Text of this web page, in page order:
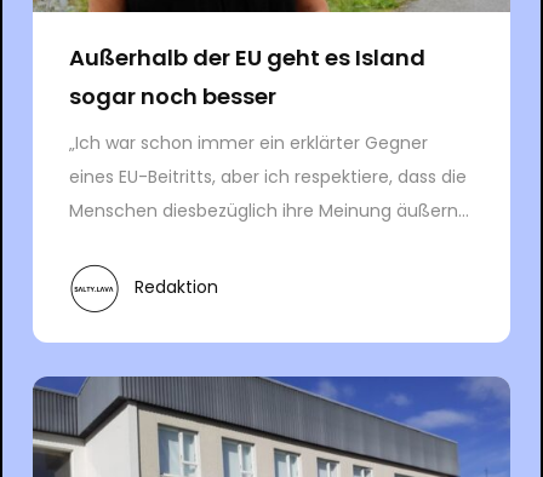
Außerhalb der EU geht es Island
sogar noch besser
„Ich war schon immer ein erklärter Gegner
eines EU-Beitritts, aber ich respektiere, dass die
Menschen diesbezüglich ihre Meinung äußern...
Redaktion